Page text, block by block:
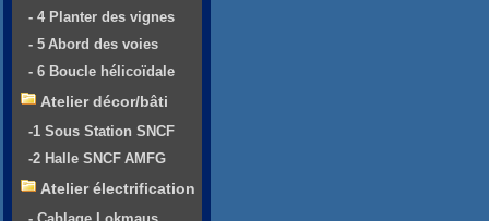
- 4 Planter des vignes
- 5 Abord des voies
- 6 Boucle hélicoïdale
Atelier décor/bâti
-1 Sous Station SNCF
-2 Halle SNCF AMFG
Atelier électrification